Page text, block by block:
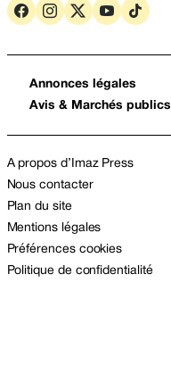
Annonces légales
Avis & Marchés publics
A propos d’Imaz Press
Nous contacter
Plan du site
Mentions légales
Préférences cookies
Politique de confidentialité